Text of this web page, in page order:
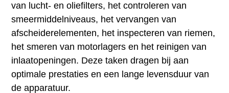
van lucht- en oliefilters, het controleren van
smeermiddelniveaus, het vervangen van
afscheiderelementen, het inspecteren van riemen,
het smeren van motorlagers en het reinigen van
inlaatopeningen. Deze taken dragen bij aan
optimale prestaties en een lange levensduur van
de apparatuur.